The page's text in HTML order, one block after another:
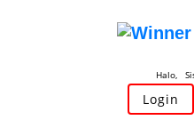
Halo,
Login